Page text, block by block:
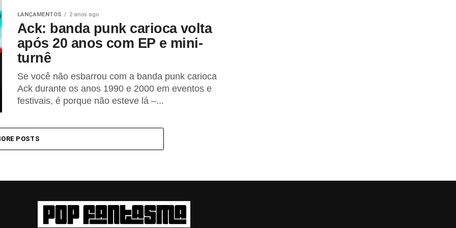
LANÇAMENTOS 2 anos ago
Ack: banda punk carioca volta
após 20 anos com EP e mini-
turnê
Se você não esbarrou com a banda punk carioca
Ack durante os anos 1990 e 2000 em eventos e
festivais, é porque não esteve lá –...
POSTS